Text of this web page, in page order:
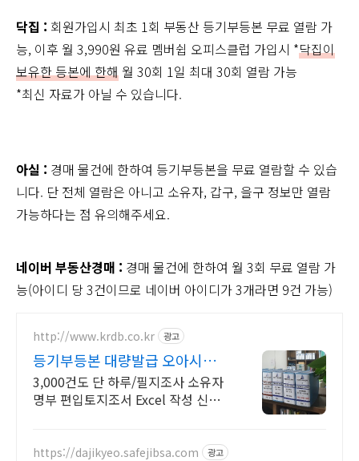
닥집 : 회원가입시 최초 1회 부동산 등기부등본 무료 열람 가
능, 이후 월 3,990원 유료 멤버쉽 오피스클럽 가입시 *닥집이
보유한 등본에 한해 월 30회 1일 최대 30회 열람 가능
*최신 자료가 아닐 수 있습니다.
아실 : 경매 물건에 한하여 등기부등본을 무료 열람할 수 있습
니다. 단 전체 열람은 아니고 소유자, 갑구, 을구 정보만 열람
가능하다는 점 유의해주세요.
네이버 부동산경매 : 경매 물건에 한하여 월 3회 무료 열람 가
능(아이디 당 3건이므로 네이버 아이디가 3개라면 9건 가능)
http://www.krdb.co.kr 광고
등기부등본 대량발급 오아시스
PDF Excel 자동처리!
3,000건도 단 하루/필지조사 소유자
명부 편입토지조서 Excel 작성 신청
https://dajikyeo.safejibsa.com 광고